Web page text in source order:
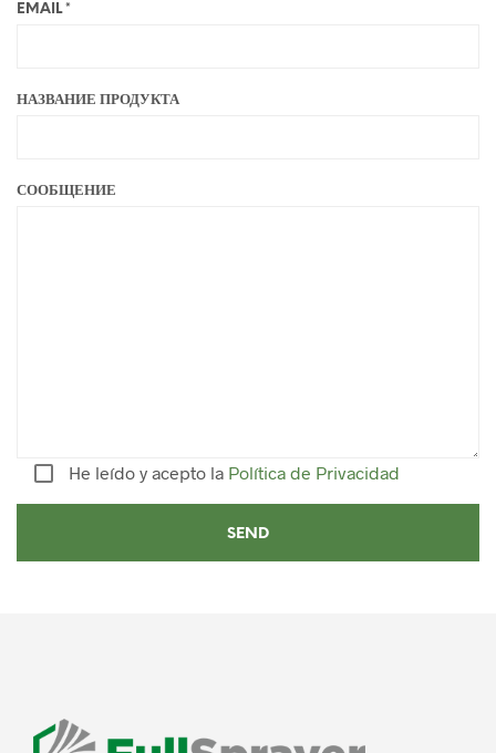
EMAIL *
НАЗВАНИЕ ПРОДУКТА
СООБЩЕНИЕ
He leído y acepto la Política de Privacidad